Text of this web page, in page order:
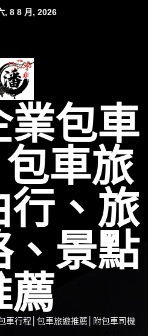
, 8 8 月, 2026
業包車
車旅
行、旅
、景點
薦
車行程│包車旅遊推薦│附包車司機